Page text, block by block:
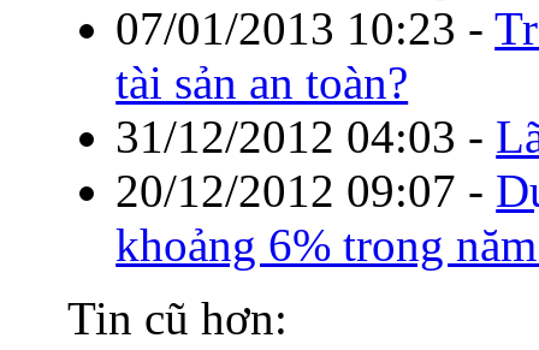
07/01/2013 10:23 -
tài sản an toàn?
31/12/2012 04:03 -
20/12/2012 09:07 -
khoảng 6% trong
Tin cũ hơn: